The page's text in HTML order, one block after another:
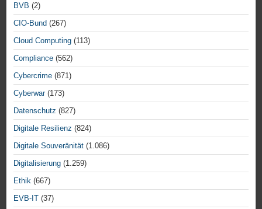
BVB (2)
CIO-Bund (267)
Cloud Computing (113)
Compliance (562)
Cybercrime (871)
Cyberwar(173)
Datenschutz (827)
Digitale Resilienz (824)
Digitale Souveränität (1.086)
Digitalisierung (1.259)
Ethik (667)
EVB-IT (37)